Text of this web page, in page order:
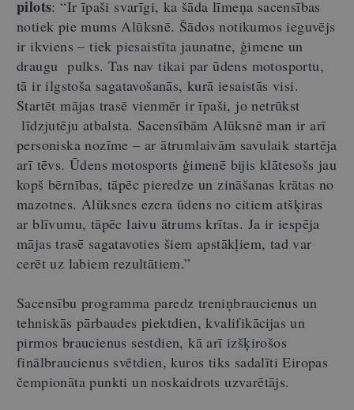
pilots: “Ir īpaši svarīgi, ka šāda līmeņa sacensības
notiek pie mums Alūksnē. Šādos notikumos ieguvējs
ir ikviens – tiek piesaistīta jaunatne, ģimene un
draugu pulks. Tas nav tikai par ūdens motosportu,
tā ir ilgstoša sagatavošanās, kurā iesaistās visi.
Startēt mājas trasē vienmēr ir īpaši, jo netrūkst
līdzjutēju atbalsta. Sacensībām Alūksnē man ir arī
personiska nozīme – ar ātrumlaivām savulaik startēja
arī tēvs. Ūdens motosports ģimenē bijis klātesošs jau
kopš bērnības, tāpēc pieredze un zināšanas krātas no
mazotnes. Alūksnes ezera ūdens no citiem atšķiras
ar blīvumu, tāpēc laivu ātrums krītas. Ja ir iespēja
mājas trasē sagatavoties šiem apstākļiem, tad var
cerēt uz labiem rezultātiem.”
Sacensību programma paredz treniņbraucienus un
tehniskās pārbaudes piektdien, kvalifikācijas un
pirmos braucienus sestdien, kā arī izšķirošos
finālbraucienus svētdien, kuros tiks sadalīti Eiropas
čempionāta punkti un noskaidrots uzvarētājs.